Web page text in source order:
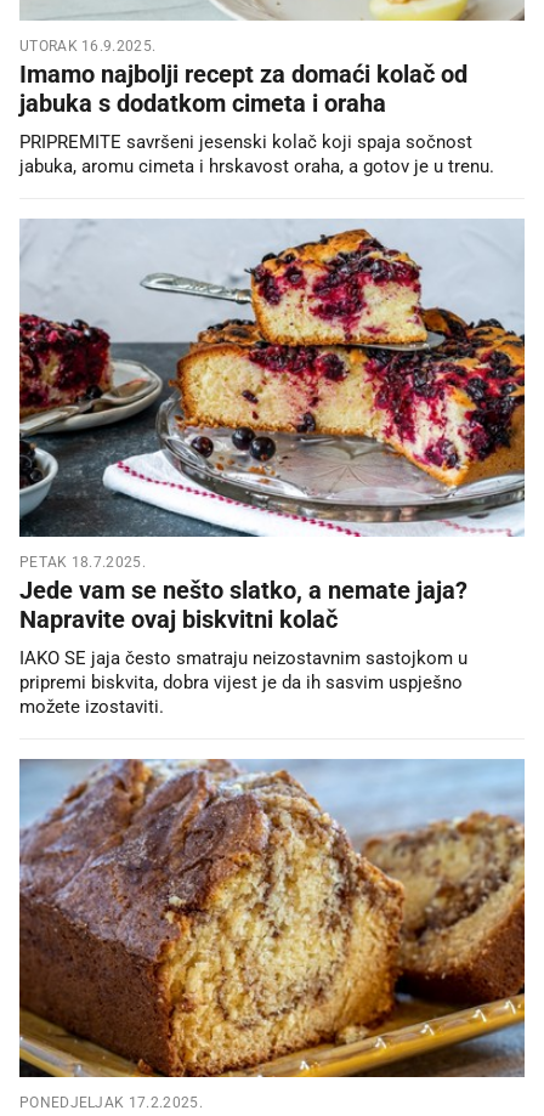
UTORAK 16.9.2025.
Imamo najbolji recept za domaći kolač od
jabuka s dodatkom cimeta i oraha
PRIPREMITE savršeni jesenski kolač koji spaja sočnost
jabuka, aromu cimeta i hrskavost oraha, a gotov je u trenu.
PETAK 18.7.2025.
Jede vam se nešto slatko, a nemate jaja?
Napravite ovaj biskvitni kolač
IAKO SE jaja često smatraju neizostavnim sastojkom u
pripremi biskvita, dobra vijest je da ih sasvim uspješno
možete izostaviti.
PONEDJELJAK 17.2.2025.